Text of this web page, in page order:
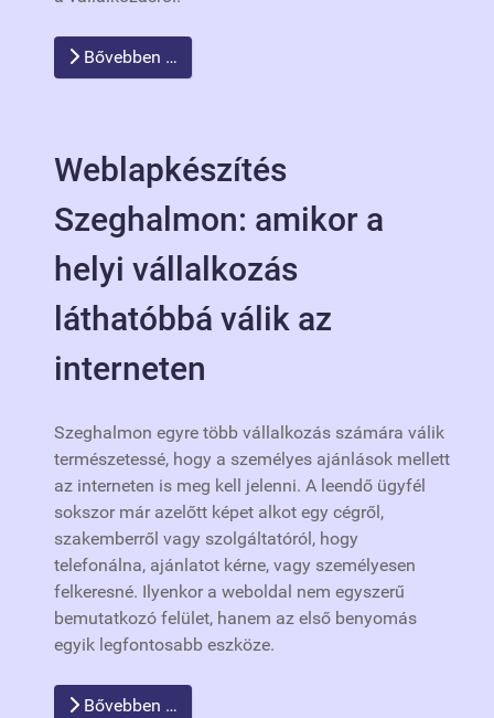
Bővebben …
Weblapkészítés
Szeghalmon: amikor a
helyi vállalkozás
láthatóbbá válik az
interneten
Szeghalmon egyre több vállalkozás számára válik
természetessé, hogy a személyes ajánlások mellett
az interneten is meg kell jelenni. A leendő ügyfél
sokszor már azelőtt képet alkot egy cégről,
szakemberről vagy szolgáltatóról, hogy
telefonálna, ajánlatot kérne, vagy személyesen
felkeresné. Ilyenkor a weboldal nem egyszerű
bemutatkozó felület, hanem az első benyomás
egyik legfontosabb eszköze.
Bővebben …